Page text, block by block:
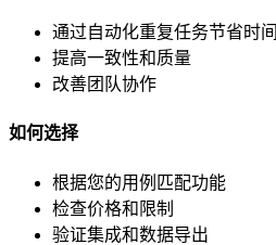
通过自动化重复任务节省时间
提高一致性和质量
改善团队协作
如何选择
根据您的用例匹配功能
检查价格和限制
验证集成和数据导出